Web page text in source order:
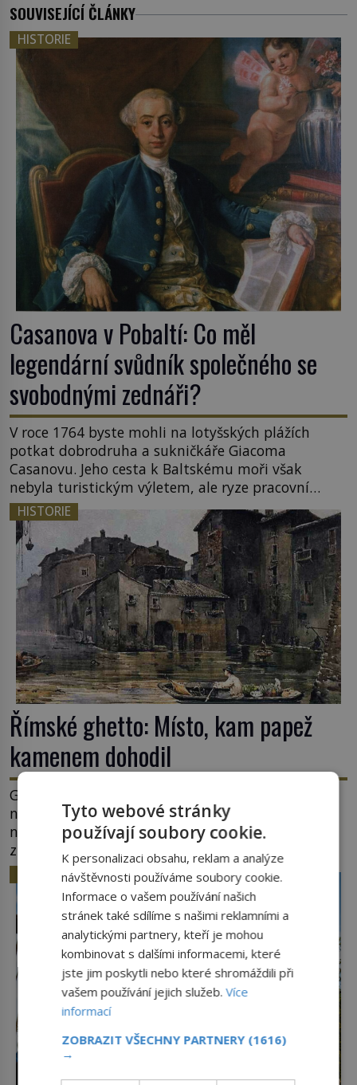
SOUVISEJÍCÍ ČLÁNKY
HISTORIE
Casanova v Pobaltí: Co měl
legendární svůdník společného se
svobodnými zednáři?
V roce 1764 byste mohli na lotyšských plážích
potkat dobrodruha a sukničkáře Giacoma
Casanovu. Jeho cesta k Baltskému moři však
nebyla turistickým výletem, ale ryze pracovní
cestou se zištnými úmysly. Jaký cíl Casanova
sledoval, když se například procházel uličkami
lotyšské Rigy? Casanova v Pobaltí kontaktoval
tamní zednářské lóže. Nebyl v této oblasti žádným
nováčkem, protože do zednářské […]
HISTORIE
Římské ghetto: Místo, kam papež
kamenem dohodil
Ghetto je část města, kde musí žít, většinou
nedobrovolně, náboženská, rasová nebo
národnostní menšina obyvatel. Bohaté historické
zkušenosti mají s takovým životem Židé. Už od
středověku jsou totiž v každou chvíli nuceni v
nějakém žít. Mezi ty nejslavnější patří i římské
ghetto založené v roce 1555. Pokud jde o vztah
k Židům, nemá se Řím čím chlubit. […]
HISTORIE
Tyto webové stránky
používají soubory cookie.
K personalizaci obsahu, reklam a analýze
návštěvnosti používáme soubory cookie.
Informace o vašem používání našich
stránek také sdílíme s našimi reklamními a
analytickými partnery, kteří je mohou
kombinovat s dalšími informacemi, které
jste jim poskytli nebo které shromáždili při
vašem používání jejich služeb.Více
informací
ZOBRAZIT VŠECHNY PARTNERY (1616)
→